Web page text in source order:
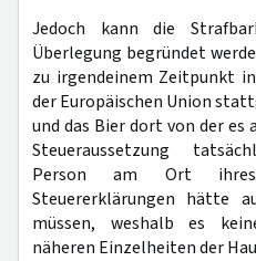
Jedoch kann die
Überlegung begründet
zu irgendeinem Zeitpunkt
der Europäischen Union
und das Bier dort von der es
Steueraussetzung
Person am Ort
Steuererklärungen hätte
müssen, weshalb es
näheren Einzelheiten der